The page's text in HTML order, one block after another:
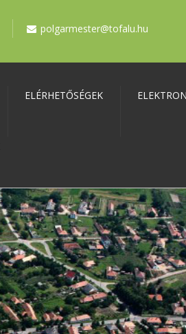
polgarmester@tofalu.hu
ELÉRHETŐSÉGEK